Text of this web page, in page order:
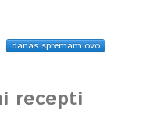
danas spremam ovo
recepti